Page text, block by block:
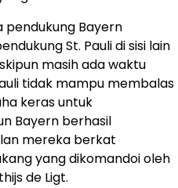
Bayern
St. Pauli di sisi lain
masih ada waktu
tidak mampu membalas
keras untuk
Bayern berhasil
mereka berkat
yang dikomandoi oleh
de Ligt.